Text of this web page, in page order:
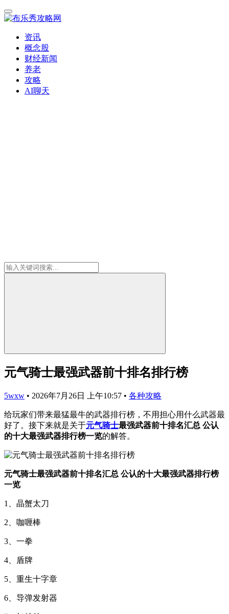
资讯
概念股
财经新闻
养老
攻略
AI聊天
元气骑士最强武器前十排名排行榜
5wxw • 2026年7月26日 上午10:57 • 各种攻略
给玩家们带来最猛最牛的武器排行榜，不用担心用什么武器最
好了。接下来就是关于元气骑士最强武器前十排名汇总 公认
的十大最强武器排行榜一览的解答。
元气骑士最强武器前十排名汇总 公认的十大最强武器排行榜
一览
1、晶蟹太刀
2、咖喱棒
3、一拳
4、盾牌
5、重生十字章
6、导弹发射器